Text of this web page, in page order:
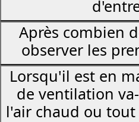
Après combien
observer les
Lorsqu'il est en
de ventilation
l'air chaud ou